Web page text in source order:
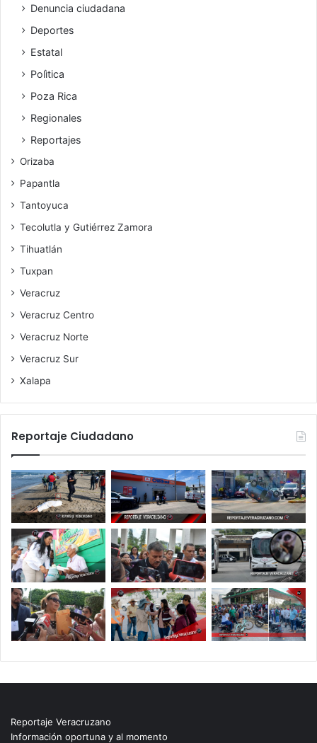
Denuncia ciudadana
Deportes
Estatal
Polìtica
Poza Rica
Regionales
Reportajes
Orizaba
Papantla
Tantoyuca
Tecolutla y Gutiérrez Zamora
Tihuatlán
Tuxpan
Veracruz
Veracruz Centro
Veracruz Norte
Veracruz Sur
Xalapa
Reportaje Ciudadano
Reportaje Veracruzano
Información oportuna y al momento